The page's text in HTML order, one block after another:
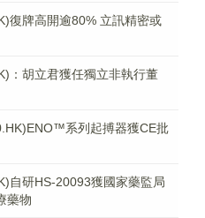
復牌高開逾80% 立訊精密或
：胡立君獲任獨立非執行董
系列起搏器獲CE批
自研HS-20093獲國家藥監局
藥物